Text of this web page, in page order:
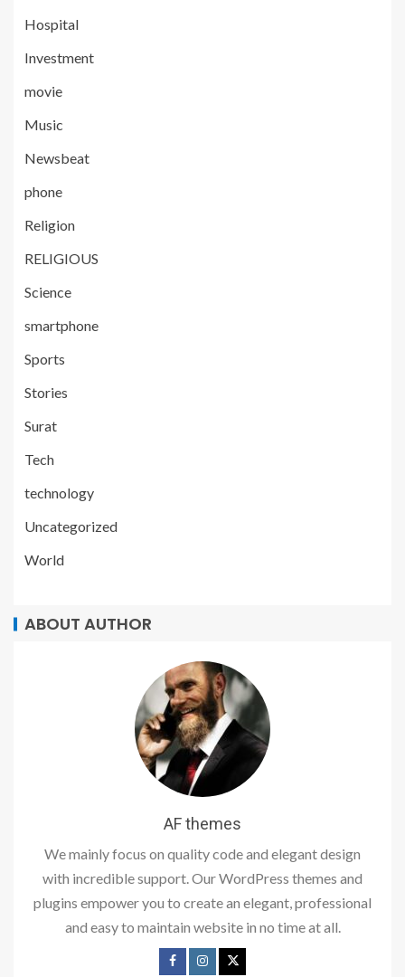
Hospital
Investment
movie
Music
Newsbeat
phone
Religion
RELIGIOUS
Science
smartphone
Sports
Stories
Surat
Tech
technology
Uncategorized
World
ABOUT AUTHOR
AF themes
We mainly focus on quality code and elegant design
with incredible support. Our WordPress themes and
plugins empower you to create an elegant, professional
and easy to maintain website in no time at all.